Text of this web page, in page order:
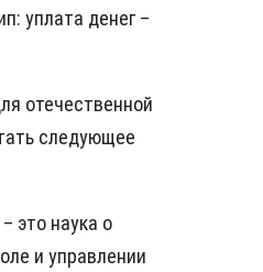
уплата денег –
отечественной
следующее
это наука о
и управлении